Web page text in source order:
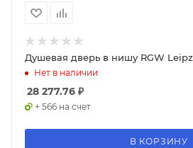
Душевая дверь в нишу RGW
Нет в наличии
28 277.76 ₽
+ 566 на счет
В КОРЗИНУ